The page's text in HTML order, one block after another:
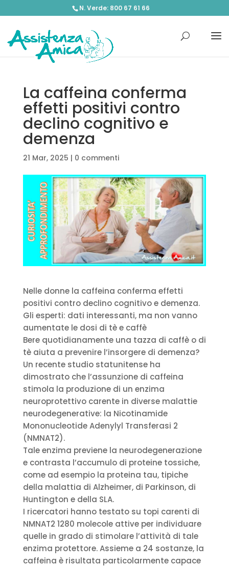
N. Verde: 800 67 61 66
La caffeina conferma
effetti positivi contro
declino cognitivo e
demenza
21 Mar, 2025 | 0 commenti
Nelle donne la caffeina conferma effetti
positivi contro declino cognitivo e demenza.
Gli esperti: dati interessanti, ma non vanno
aumentate le dosi di tè e caffè
Bere quotidianamente una tazza di caffè o di
tè aiuta a prevenire l’insorgere di demenza?
Un recente studio statunitense ha
dimostrato che l’assunzione di caffeina
stimola la produzione di un enzima
neuroprotettivo carente in diverse malattie
neurodegenerative: la Nicotinamide
Mononucleotide Adenylyl Transferasi 2
(NMNAT2).
Tale enzima previene la neurodegenerazione
e contrasta l’accumulo di proteine tossiche,
come ad esempio la proteina tau, tipiche
della malattia di Alzheimer, di Parkinson, di
Huntington e della SLA.
I ricercatori hanno testato su topi carenti di
NMNAT2 1280 molecole attive per individuare
quelle in grado di stimolare l’attività di tale
enzima protettore. Assieme a 24 sostanze, la
caffeina è risultata particolarmente capace